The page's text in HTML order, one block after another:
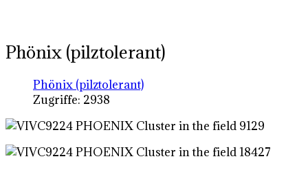
Phönix (pilztolerant)
Phönix (pilztolerant)
Zugriffe: 2938